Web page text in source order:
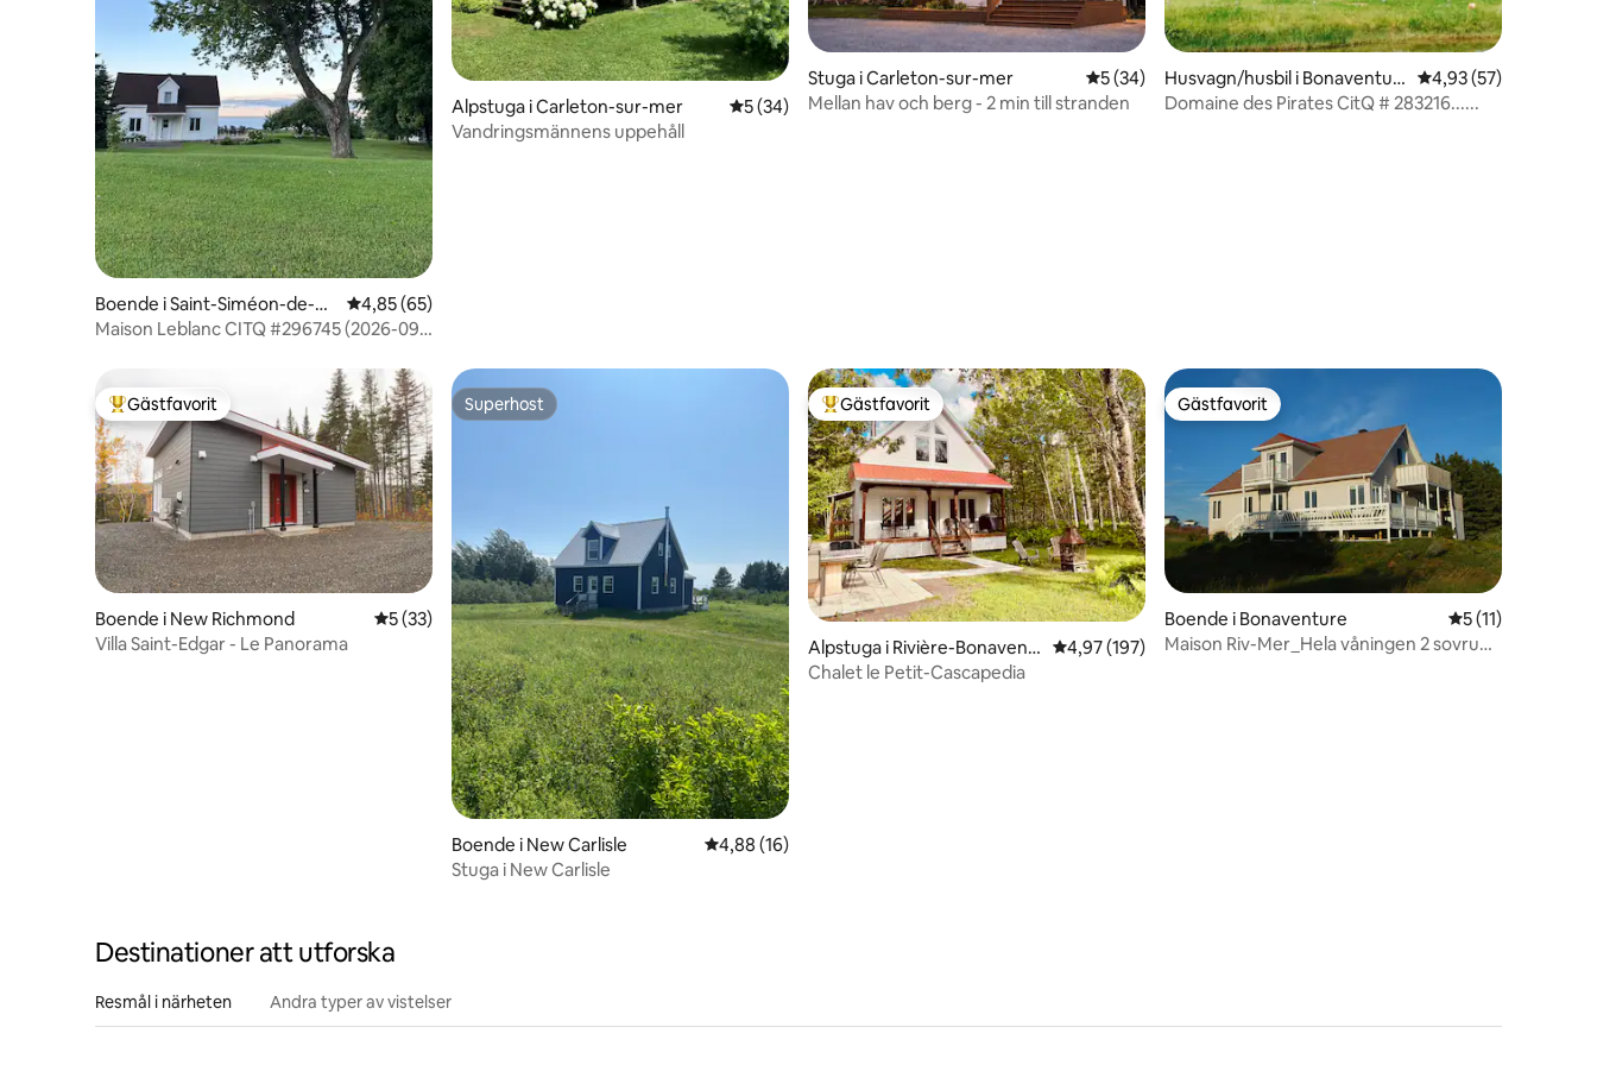
Boende i Saint-Siméon-de-Bo
naventure
4,85 av 5 i genomsnittligt betyg, 65 omdömen
4,85 (65)
Maison Leblanc CITQ #296745 (2026-09-
Alpstuga i Carleton-sur-mer 5 av 5 i genomsnittligt betyg, 34 omdömen
5 (34)
Vandringsmännens uppehåll
Stuga i Carleton-sur-mer 5 av 5 i genomsnittligt betyg, 34 omdömen
5 (34)
Mellan hav och berg - 2 min till stranden
Husvagn/husbil i Bonaventur
e
4,93 av 5 i
4,93 (57)
Domaine des Pirates CitQ # 283216......
Populär gästfavorit
Gästfavorit
Boende i New Richmond 5 av 5 i genomsnittligt betyg, 33 omdömen
5 (33)
Villa Saint-Edgar - Le Panorama
Superhost
Superhost
Boende i New Carlisle 4,88 av 5 i genomsnittligt betyg, 16 omdömen
4,88 (16)
Stuga i New Carlisle
Populär gästfavorit
Gästfavorit
Alpstuga i Rivière-Bonavent
ure
4,97 av 5 i genomsnittligt betyg, 197 omdömen
4,97 (197)
Chalet le Petit-Cascapedia
Gästfavorit
Gästfavorit
Boende i Bonaventure 5 av 5 i
5 (11)
Maison Riv-Mer_Hela våningen 2 sovrum
Destinationer att utforska
Resmål i närheten Andra typer av vistelser